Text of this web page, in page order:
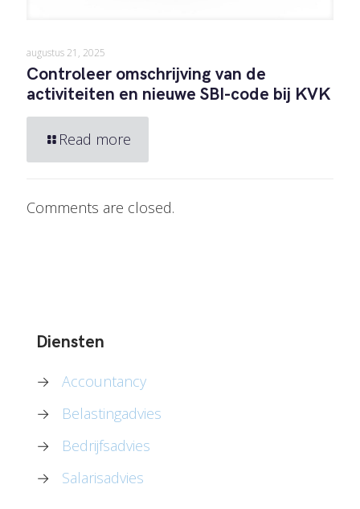
augustus 21, 2025
Controleer omschrijving van de
activiteiten en nieuwe SBI-code bij KVK
Read more
Comments are closed.
Diensten
→
Accountancy
→
Belastingadvies
→
Bedrijfsadvies
→
Salarisadvies